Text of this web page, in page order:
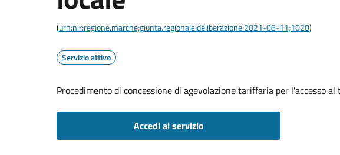
(urn:nir:regione.marche;giunta.regionale:deliberazione:2021-08-11;1020)
Servizio attivo
Procedimento di concessione di agevolazione tariffaria per l'accesso
Accedi al servizio